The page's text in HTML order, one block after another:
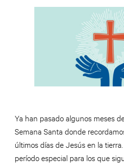
Ya han pasado algunos meses
Semana Santa donde
últimos días de Jesús en la
período especial para los que